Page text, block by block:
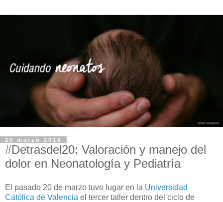
25 marzo 2018
#Detrasdel20: Valoración y manejo del
dolor en Neonatología y Pediatría
El pasado 20 de marzo tuvo lugar en la Universidad
Católica de Valencia el tercer taller dentro del ciclo de